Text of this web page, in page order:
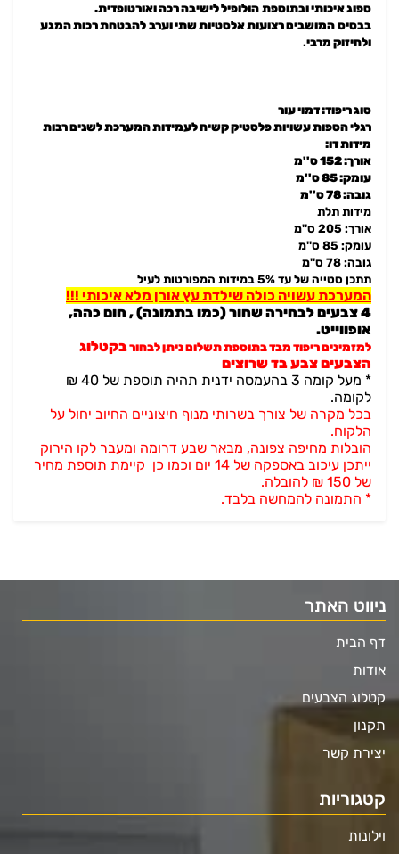
ספוג איכותי ובתוספת הולופיל לישיבה רכה ואורטופדית.
בבסיס המושבים רצועות אלסטיות שתי וערב להבטחת רכות המגע
ולחיזוק מרבי.
סוג ריפוד:דמוי עור
רגלי הספות עשויות פלסטיק קשיח לעמידות המערכת לשנים רבות
מידות דו:
אורך: 152 ס''מ
עומק: 85 ס''מ
גובה: 78 ס''מ
מידות תלת
אורך: 205 ס''מ
עומק: 85 ס''מ
גובה: 78 ס''מ
תתכן סטייה של עד 5% במידות המפורטות לעיל
המערכת עשויה כולה שילדת עץ אורן מלא איכותי !!!
4 צבעים לבחירה שחור (כמו בתמונה) , חום כהה,
אופווייט.
למזמינים ריפוד מבד בתוספת תשלום ניתן לבחורבקטלוג
הצבעים צבע בד שרוצים
* מעל קומה 3 בהעמסה ידנית תהיה תוספת של 40 ₪
לקומה.
בכל מקרה של צורך בשרותי מנוף חיצוניים החיוב יחול על
הלקוח.
הובלות מחיפה צפונה, מבאר שבע דרומה ומעבר לקו הירוק
ייתכן עיכוב באספקה של 14 יום וכמו כן קיימת תוספת מחיר
של 150 ₪ להובלה.
* התמונה להמחשה בלבד.
ניווט האתר
דף הבית
אודות
קטלוג הצבעים
תקנון
יצירת קשר
קטגוריות
וילונות